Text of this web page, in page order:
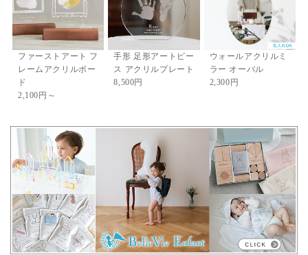
ファーストアート フ
レームアクリルボー
ド
2,100円～
手形 足形アートピー
ス アクリルプレート
8,500円
ウォールアクリルミ
ラー オーバル
2,300円